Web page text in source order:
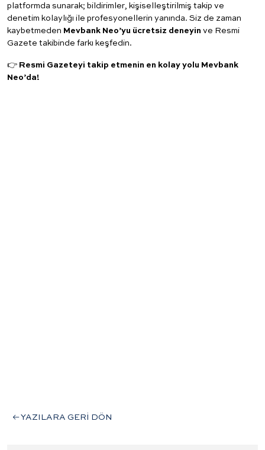
platformda sunarak; bildirimler, kişiselleştirilmiş takip ve
denetim kolaylığı ile profesyonellerin yanında. Siz de zaman
kaybetmeden Mevbank Neo’yu ücretsiz deneyin ve Resmi
Gazete takibinde farkı keşfedin.
👉 Resmi Gazeteyi takip etmenin en kolay yolu Mevbank
Neo’da!
YAZILARA GERİ DÖN